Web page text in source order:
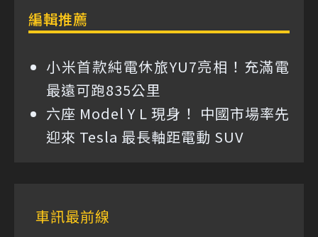
編輯推薦
小米首款純電休旅YU7亮相！充滿電
最遠可跑835公里
六座 Model Y L 現身！ 中國市場率先
迎來 Tesla 最長軸距電動 SUV
車訊最前線